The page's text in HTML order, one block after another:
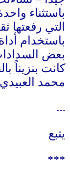
باستثناء
التي رفعتها
باستخدام
بعض
كانت بنزيناً
محمد
…
يتبع
***